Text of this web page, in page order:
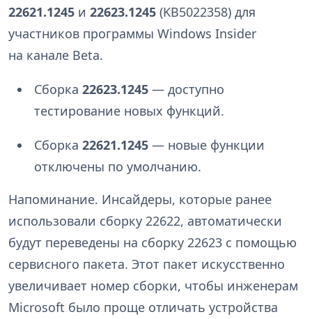
22621.1245 и 22623.1245 (KB5022358) для
участников программы Windows Insider
на канале Beta.
Сборка 22623.1245— доступно
тестирование новых функций.
Сборка 22621.1245— новые функции
отключены по умолчанию.
Напоминание. Инсайдеры, которые ранее
использовали сборку 22622, автоматически
будут переведены на сборку 22623 с помощью
сервисного пакета. Этот пакет искусственно
увеличивает номер сборки, чтобы инженерам
Microsoft было проще отличать устройства